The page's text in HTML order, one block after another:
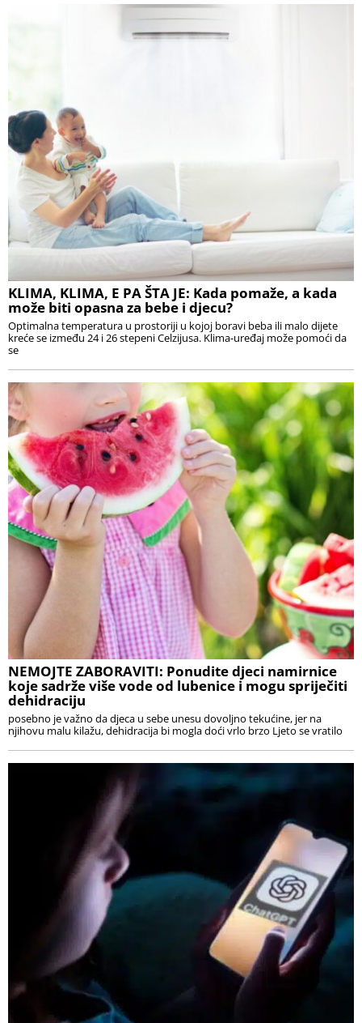
KLIMA, KLIMA, E PA ŠTA JE: Kada pomaže, a kada
može biti opasna za bebe i djecu?
Optimalna temperatura u prostoriji u kojoj boravi beba ili malo dijete
kreće se između 24 i 26 stepeni Celzijusa. Klima-uređaj može pomoći da
se
NEMOJTE ZABORAVITI: Ponudite djeci namirnice
koje sadrže više vode od lubenice i mogu spriječiti
dehidraciju
posebno je važno da djeca u sebe unesu dovoljno tekućine, jer na
njihovu malu kilažu, dehidracija bi mogla doći vrlo brzo Ljeto se vratilo